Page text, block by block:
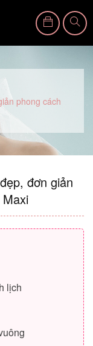
phong cách
đơn giản
lịch